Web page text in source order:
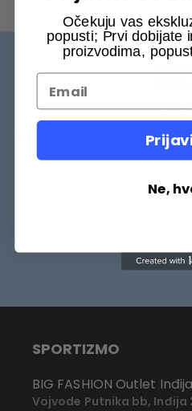
BUDITE
Budite među prvih 75000+
SPORTIZMO
BIG FASHION Outlet Inđija
Vojvode Putnika bb, Inđija
Očekuju vas
popusti; Prvi dobijate
proizvodima,
Ne,